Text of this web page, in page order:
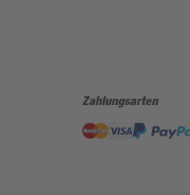
Zahlungsarten